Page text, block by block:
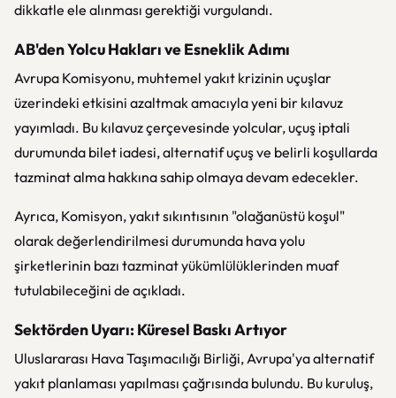
dikkatle ele alınması gerektiği vurgulandı.
AB'den Yolcu Hakları ve Esneklik Adımı
Avrupa Komisyonu, muhtemel yakıt krizinin uçuşlar
üzerindeki etkisini azaltmak amacıyla yeni bir kılavuz
yayımladı. Bu kılavuz çerçevesinde yolcular, uçuş iptali
durumunda bilet iadesi, alternatif uçuş ve belirli koşullarda
tazminat alma hakkına sahip olmaya devam edecekler.
Ayrıca, Komisyon, yakıt sıkıntısının "olağanüstü koşul"
olarak değerlendirilmesi durumunda hava yolu
şirketlerinin bazı tazminat yükümlülüklerinden muaf
tutulabileceğini de açıkladı.
Sektörden Uyarı: Küresel Baskı Artıyor
Uluslararası Hava Taşımacılığı Birliği, Avrupa'ya alternatif
yakıt planlaması yapılması çağrısında bulundu. Bu kuruluş,